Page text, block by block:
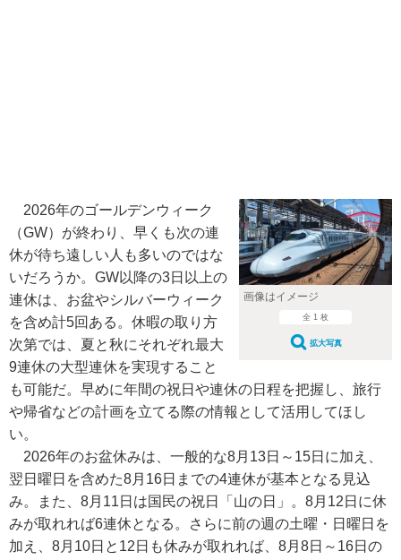
画像はイメージ
全 1 枚
拡大写真
2026年のゴールデンウィーク
（GW）が終わり、早くも次の連
休が待ち遠しい人も多いのではな
いだろうか。GW以降の3日以上の
連休は、お盆やシルバーウィーク
を含め計5回ある。休暇の取り方
次第では、夏と秋にそれぞれ最大
9連休の大型連休を実現すること
も可能だ。早めに年間の祝日や連休の日程を把握し、旅行
や帰省などの計画を立てる際の情報として活用してほし
い。
2026年のお盆休みは、一般的な8月13日～15日に加え、
翌日曜日を含めた8月16日までの4連休が基本となる見込
み。また、8月11日は国民の祝日「山の日」。8月12日に休
みが取れれば6連休となる。さらに前の週の土曜・日曜日を
加え、8月10日と12日も休みが取れれば、8月8日～16日の